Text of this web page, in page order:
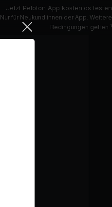
Jetzt Peloton App kostenlos testen
Nur für Neukund:innen der App. Weitere
Bedingungen gelten.¹